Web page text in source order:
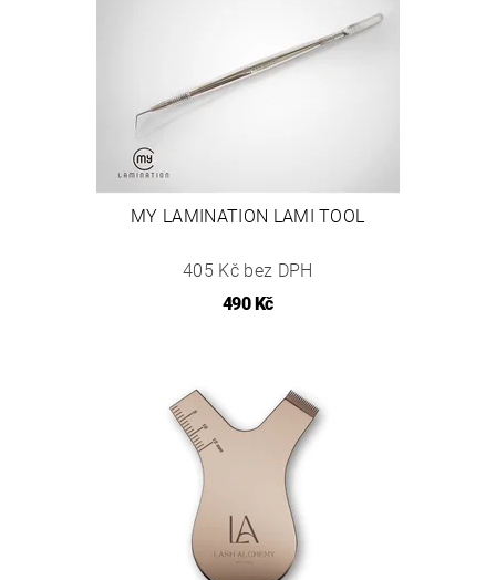
MY LAMINATION LAMI TOOL
405 Kč bez DPH
490 Kč